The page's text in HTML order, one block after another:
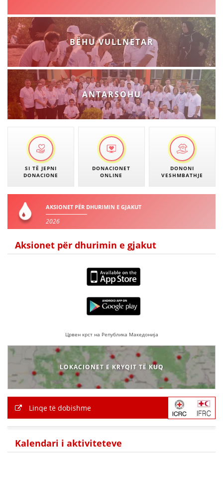
BËHU VULLNETAR
ANTARSOHU
SI TË JEPNI
DONACIONE
DONACIONET
ONLINE
DONONI
VESHMBATHJE
AKSIONET PËR DHURIMIN E GJAKUT
2026
Aksionet për dhurimin e gjakut
Црвен крст на Република Македонија
LOKACIONET E KRYQIT TË KUQ
Linqe të dobishme
Kalendari i aktiviteteve